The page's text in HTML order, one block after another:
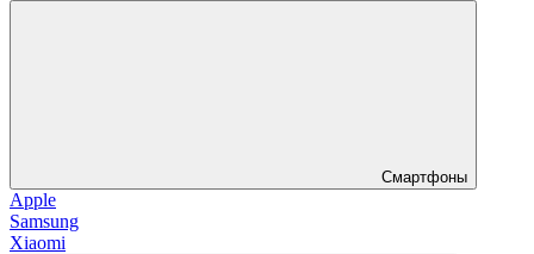
Смартфоны
Apple
Samsung
Xiaomi